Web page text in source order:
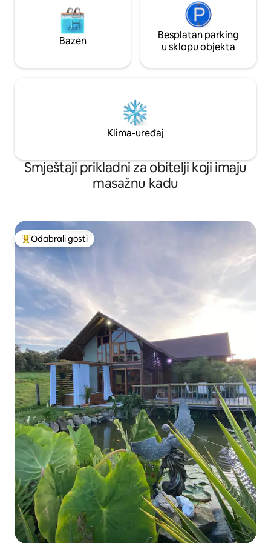
Bazen
Besplatan parking
u sklopu objekta
Klima-uređaj
Smještaji prikladni za obitelji koji imaju
masažnu kadu
Među najviše rangiranima s oznakom „Odabrali gosti”
Odabrali gosti